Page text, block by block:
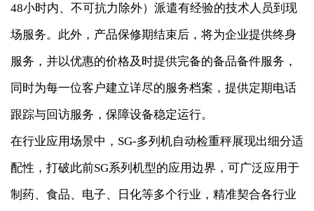
48小时内、不可抗力除外）派遣有经验的技术人员到现
场服务。此外，产品保修期结束后，将为企业提供终身
服务，并以优惠的价格及时提供完备的备品备件服务，
同时为每一位客户建立详尽的服务档案，提供定期电话
跟踪与回访服务，保障设备稳定运行。
在行业应用场景中，SG-多列机自动检重秤展现出细分适
配性，打破此前SG系列机型的应用边界，可广泛应用于
制药、食品、电子、日化等多个行业，精准契合各行业